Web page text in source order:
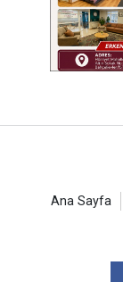
Ana Sayfa